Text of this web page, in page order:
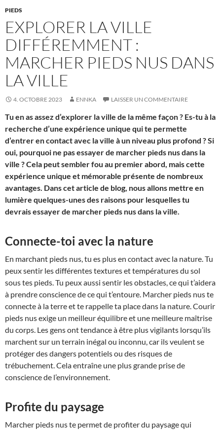
PIEDS
EXPLORER LA VILLE
DIFFÉREMMENT :
MARCHER PIEDS NUS DANS
LA VILLE
4. OCTOBRE 2023 ENNKA LAISSER UN COMMENTAIRE
Tu en as assez d’explorer la ville de la même façon ? Es-tu à la
recherche d’une expérience unique qui te permette
d’entrer en contact avec la ville à un niveau plus profond ? Si
oui, pourquoi ne pas essayer de marcher pieds nus dans la
ville ? Cela peut sembler fou au premier abord, mais cette
expérience unique et mémorable présente de nombreux
avantages. Dans cet article de blog, nous allons mettre en
lumière quelques-unes des raisons pour lesquelles tu
devrais essayer de marcher pieds nus dans la ville.
Connecte-toi avec la nature
En marchant pieds nus, tu es plus en contact avec la nature. Tu
peux sentir les différentes textures et températures du sol
sous tes pieds. Tu peux aussi sentir les obstacles, ce qui t’aidera
à prendre conscience de ce qui t’entoure. Marcher pieds nus te
connecte à la terre et te rappelle ta place dans la nature. Courir
pieds nus exige un meilleur équilibre et une meilleure maîtrise
du corps. Les gens ont tendance à être plus vigilants lorsqu’ils
marchent sur un terrain inégal ou inconnu, car ils veulent se
protéger des dangers potentiels ou des risques de
trébuchement. Cela entraîne une plus grande prise de
conscience de l’environnement.
Profite du paysage
Marcher pieds nus te permet de profiter du paysage qui